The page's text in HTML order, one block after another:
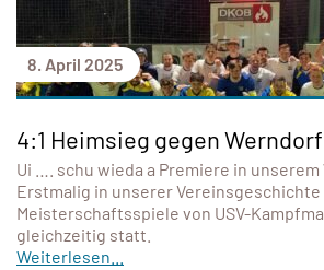
8. April 2025
4:1 Heimsieg gegen Werndorf
Ui …. schu wieda a Premiere in unserem
Erstmalig in unserer Vereinsgeschichte
Meisterschaftsspiele von USV-
gleichzeitig statt.
Weiterlesen...